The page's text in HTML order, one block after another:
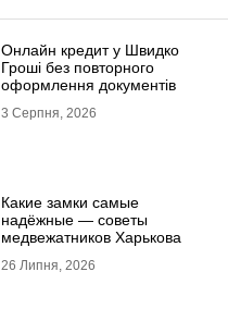
Онлайн кредит у Швидко
Гроші без повторного
оформлення документів
3 Серпня, 2026
Какие замки самые
надёжные — советы
медвежатников Харькова
26 Липня, 2026